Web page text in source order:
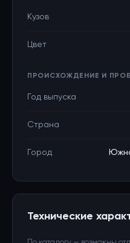
Кузов
Цвет
ПРОИСХОЖДЕНИЕ И
Год выпуска
Страна
Город
Технические